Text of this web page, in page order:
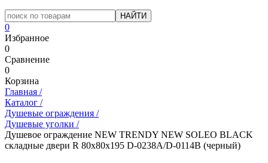
0
Избранное
0
Сравнение
0
Корзина
Главная /
Каталог /
Душевые ограждения /
Душевые уголки /
Душевое ограждение NEW TRENDY NEW SOLEO BLACK
складные двери R 80x80x195 D-0238A/D-0114B (черный)